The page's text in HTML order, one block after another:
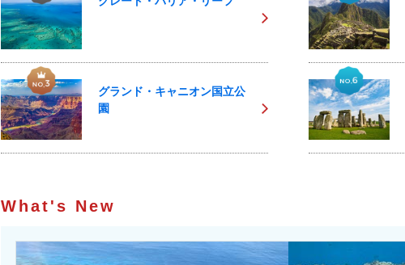
グランド・キャニオン国立公
園
What's New